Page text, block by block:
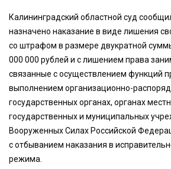
Калининградский областной суд
назначено наказание в виде лишения
со штрафом в размере двукратной
000 000 рублей и с лишением права
связанные с осуществлением функций
выполнением организационно-
государственных органах, органах
государственных и муниципальных
Вооруженных Силах Российской
с отбыванием наказания в
режима.